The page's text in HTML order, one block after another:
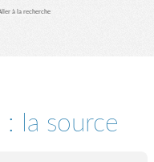
à la recherche
: la source